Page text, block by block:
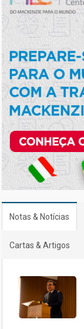
Notas & Notícias
Cartas & Artigos